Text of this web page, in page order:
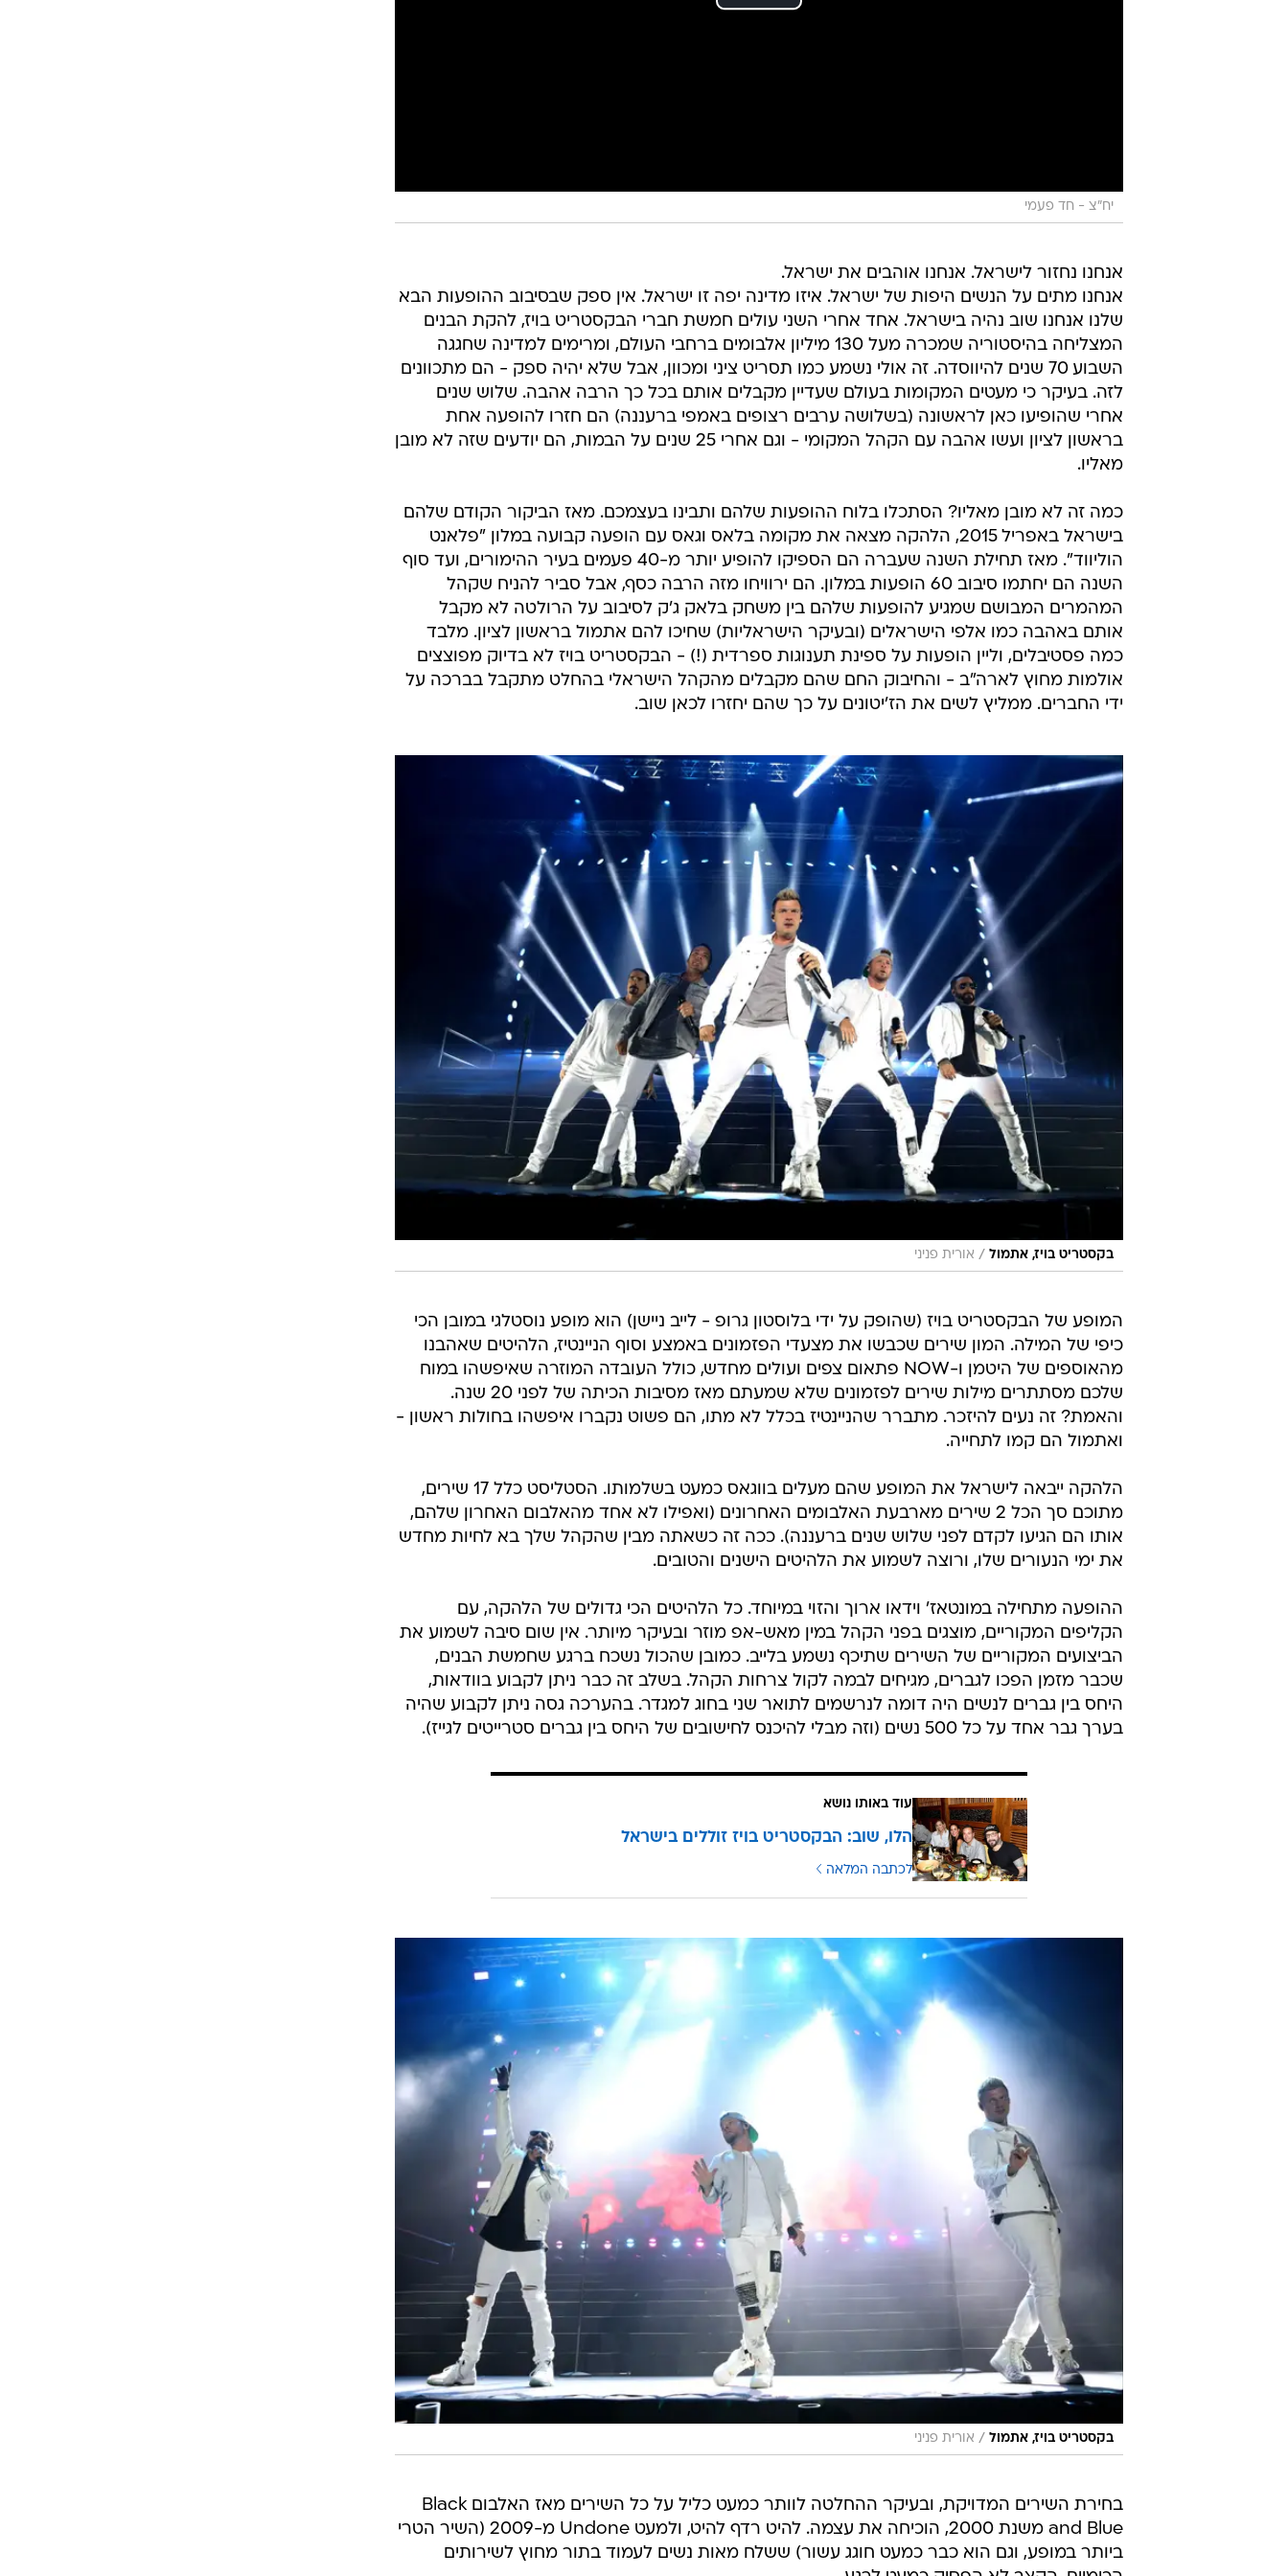
יח"צ - חד פעמי
אנחנו נחזור לישראל. אנחנו אוהבים את ישראל.
אנחנו מתים על הנשים היפות של ישראל. איזו מדינה יפה זו ישראל. אין ספק שבסיבוב ההופעות הבא
שלנו אנחנו שוב נהיה בישראל. אחד אחרי השני עולים חמשת חברי הבקסטריט בויז, להקת הבנים
המצליחה בהיסטוריה שמכרה מעל 130 מיליון אלבומים ברחבי העולם, ומרימים למדינה שחגגה
השבוע 70 שנים להיווסדה. זה אולי נשמע כמו תסריט ציני ומכוון, אבל שלא יהיה ספק - הם מתכוונים
לזה. בעיקר כי מעטים המקומות בעולם שעדיין מקבלים אותם בכל כך הרבה אהבה. שלוש שנים
אחרי שהופיעו כאן לראשונה (בשלושה ערבים רצופים באמפי ברעננה) הם חזרו להופעה אחת
בראשון לציון ועשו אהבה עם הקהל המקומי - וגם אחרי 25 שנים על הבמות, הם יודעים שזה לא מובן
מאליו.
כמה זה לא מובן מאליו? הסתכלו בלוח ההופעות שלהם ותבינו בעצמכם. מאז הביקור הקודם שלהם
בישראל באפריל 2015, הלהקה מצאה את מקומה בלאס וגאס עם הופעה קבועה במלון "פלאנט
הוליווד". מאז תחילת השנה שעברה הם הספיקו להופיע יותר מ-40 פעמים בעיר ההימורים, ועד סוף
השנה הם יחתמו סיבוב 60 הופעות במלון. הם ירוויחו מזה הרבה כסף, אבל סביר להניח שקהל
המהמרים המבושם שמגיע להופעות שלהם בין משחק בלאק ג'ק לסיבוב על הרולטה לא מקבל
אותם באהבה כמו אלפי הישראלים (ובעיקר הישראליות) שחיכו להם אתמול בראשון לציון. מלבד
כמה פסטיבלים, וליין הופעות על ספינת תענוגות ספרדית (!) - הבקסטריט בויז לא בדיוק מפוצצים
אולמות מחוץ לארה"ב - והחיבוק החם שהם מקבלים מהקהל הישראלי בהחלט מתקבל בברכה על
ידי החברים. ממליץ לשים את הז'יטונים על כך שהם יחזרו לכאן שוב.
בקסטריט בויז, אתמול / אורית פניני
המופע של הבקסטריט בויז (שהופק על ידי בלוסטון גרופ - לייב ניישן) הוא מופע נוסטלגי במובן הכי
כיפי של המילה. המון שירים שכבשו את מצעדי הפזמונים באמצע וסוף הניינטיז, הלהיטים שאהבנו
מהאוספים של היטמן ו-NOW פתאום צפים ועולים מחדש, כולל העובדה המוזרה שאיפשהו במוח
שלכם מסתתרים מילות שירים לפזמונים שלא שמעתם מאז מסיבות הכיתה של לפני 20 שנה.
והאמת? זה נעים להיזכר. מתברר שהניינטיז בכלל לא מתו, הם פשוט נקברו איפשהו בחולות ראשון -
ואתמול הם קמו לתחייה.
הלהקה ייבאה לישראל את המופע שהם מעלים בווגאס כמעט בשלמותו. הסטליסט כלל 17 שירים,
מתוכם סך הכל 2 שירים מארבעת האלבומים האחרונים (ואפילו לא אחד מהאלבום האחרון שלהם,
אותו הם הגיעו לקדם לפני שלוש שנים ברעננה). ככה זה כשאתה מבין שהקהל שלך בא לחיות מחדש
את ימי הנעורים שלו, ורוצה לשמוע את הלהיטים הישנים והטובים.
ההופעה מתחילה במונטאז' וידאו ארוך והזוי במיוחד. כל הלהיטים הכי גדולים של הלהקה, עם
הקליפים המקוריים, מוצגים בפני הקהל במין מאש-אפ מוזר ובעיקר מיותר. אין שום סיבה לשמוע את
הביצועים המקוריים של השירים שתיכף נשמע בלייב. כמובן שהכול נשכח ברגע שחמשת הבנים,
שכבר מזמן הפכו לגברים, מגיחים לבמה לקול צרחות הקהל. בשלב זה כבר ניתן לקבוע בוודאות,
היחס בין גברים לנשים היה דומה לנרשמים לתואר שני בחוג למגדר. בהערכה גסה ניתן לקבוע שהיה
בערך גבר אחד על כל 500 נשים (וזה מבלי להיכנס לחישובים של היחס בין גברים סטרייטים לגייז).
עוד באותו נושא
הלו, שוב: הבקסטריט בויז זוללים בישראל
לכתבה המלאה
בקסטריט בויז, אתמול / אורית פניני
בחירת השירים המדויקת, ובעיקר ההחלטה לוותר כמעט כליל על כל השירים מאז האלבום Black
and Blue משנת 2000, הוכיחה את עצמה. להיט רדף להיט, ולמעט Undone מ-2009 (השיר הטרי
ביותר במופע, וגם הוא כבר כמעט חוגג עשור) ששלח מאות נשים לעמוד בתור מחוץ לשירותים